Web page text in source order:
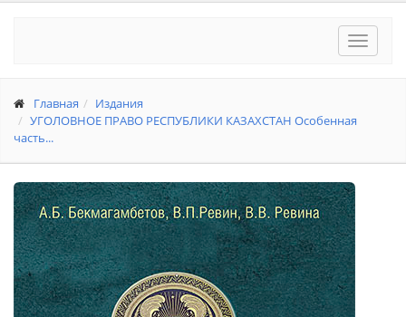
Toggle
Главная
Издания
УГОЛОВНОЕ ПРАВО РЕСПУБЛИКИ КАЗАХСТАН Особенная
часть...